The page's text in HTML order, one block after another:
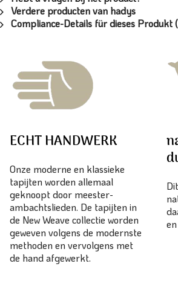
Verdere producten van hadys
Compliance-Details für dieses Produkt
ECHT HANDWERK
Onze moderne en klassieke
tapijten worden allemaal
geknoopt door meester-
ambachtslieden. De tapijten in
de New Weave collectie worden
geweven volgens de modernste
methoden en vervolgens met
de hand afgewerkt.